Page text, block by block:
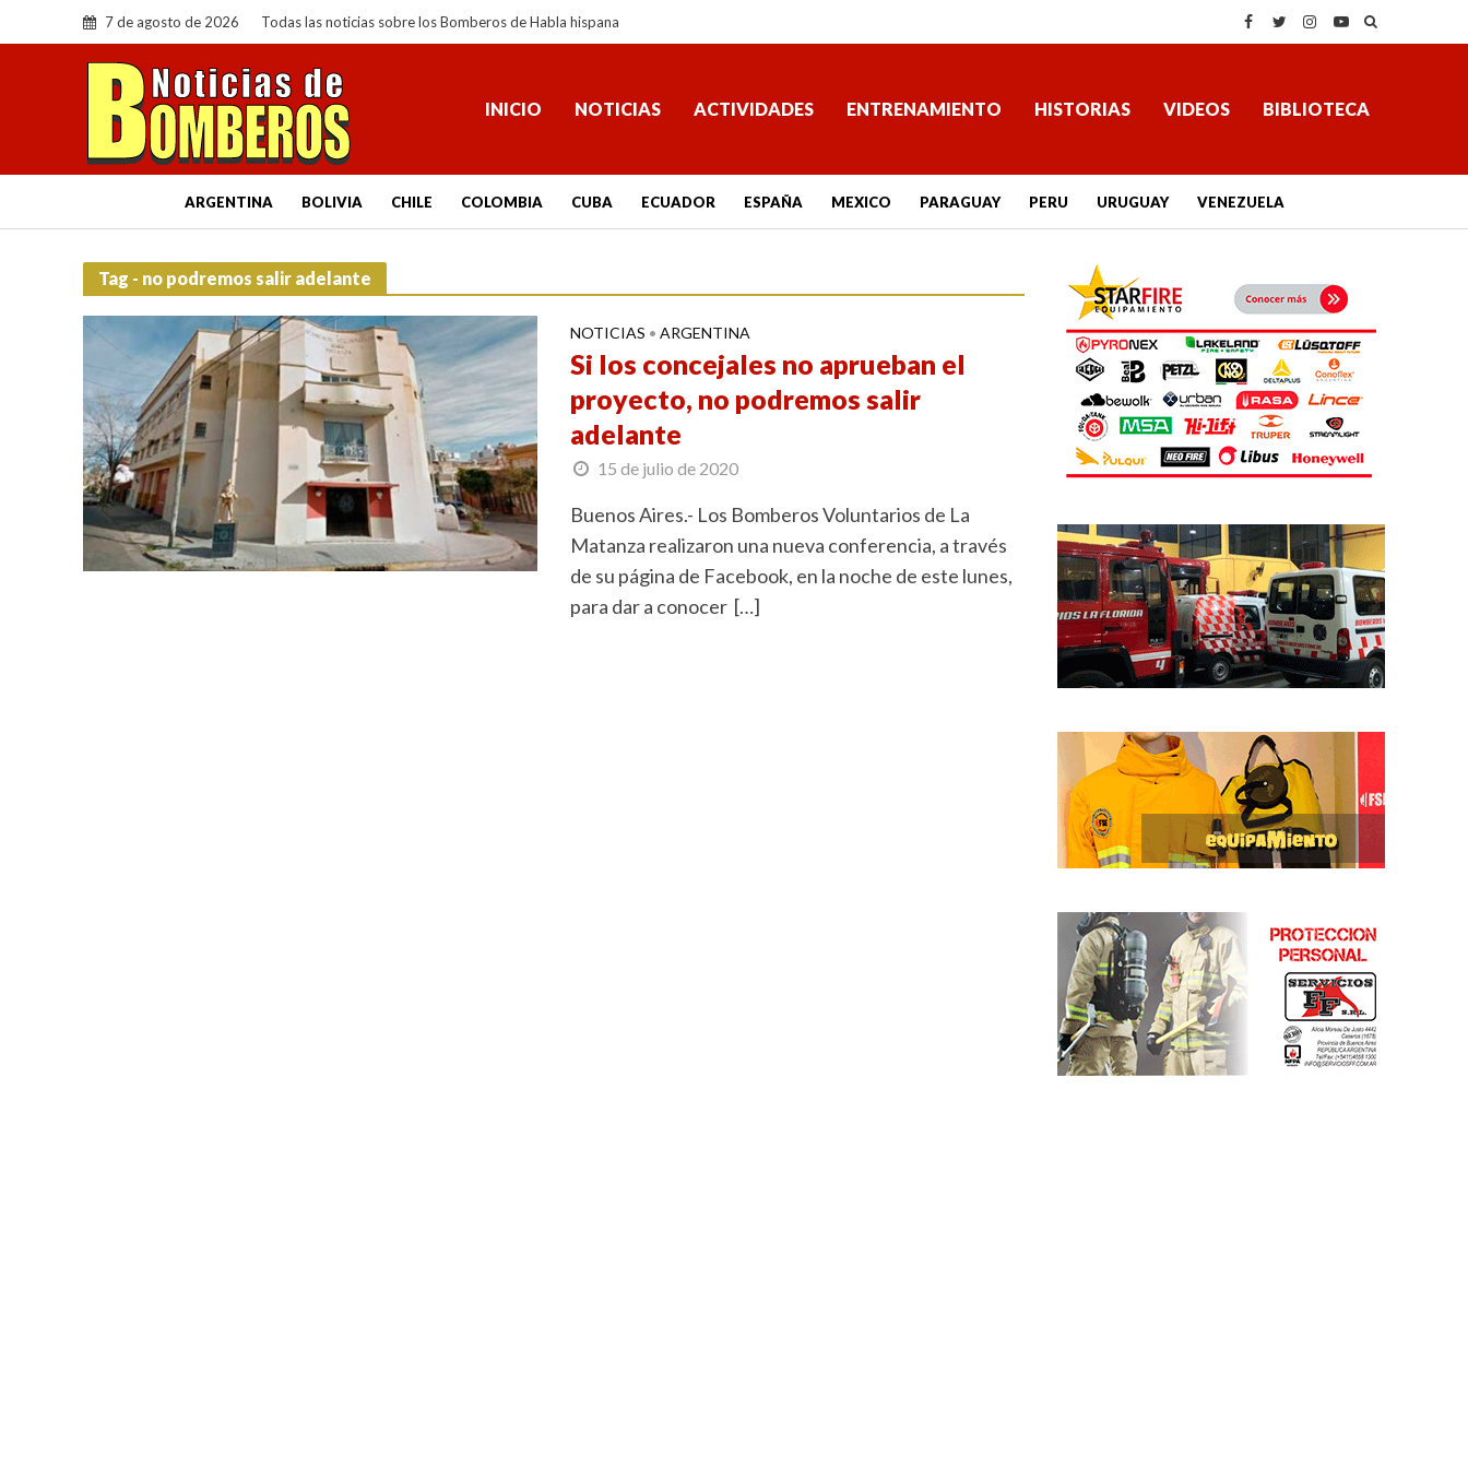
7 de agosto de 2026 Todas las noticias sobre los Bomberos de Habla hispana
INICIO NOTICIAS ACTIVIDADES ENTRENAMIENTO HISTORIAS VIDEOS BIBLIOTECA
ARGENTINA BOLIVIA CHILE COLOMBIA CUBA ECUADOR ESPAÑA MEXICO PARAGUAY PERU URUGUAY VENEZUELA
Tag - no podremos salir adelante
NOTICIAS • ARGENTINA
Si los concejales no aprueban el
proyecto, no podremos salir
adelante
15 de julio de 2020
Buenos Aires.- Los Bomberos Voluntarios de La
Matanza realizaron una nueva conferencia, a través
de su página de Facebook, en la noche de este lunes,
para dar a conocer […]